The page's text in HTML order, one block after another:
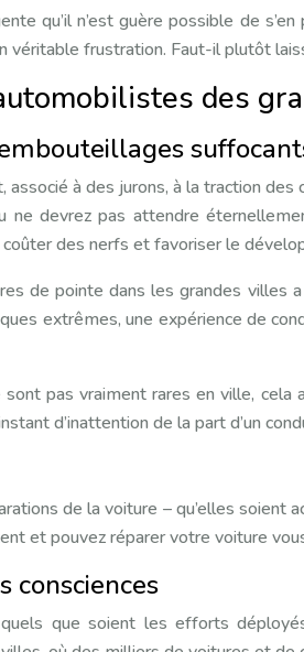
qu’il n’est guère possible de
véritable frustration. Faut-il plutôt
des
à des jurons, à la traction
devrez pas attendre
des nerfs et favoriser le
de pointe dans les grandes villes
extrêmes, une expérience de
pas vraiment rares en ville,
d’inattention de la part d’un
de la voiture – qu’elles
et pouvez réparer votre voiture
consciences
quels que soient les efforts